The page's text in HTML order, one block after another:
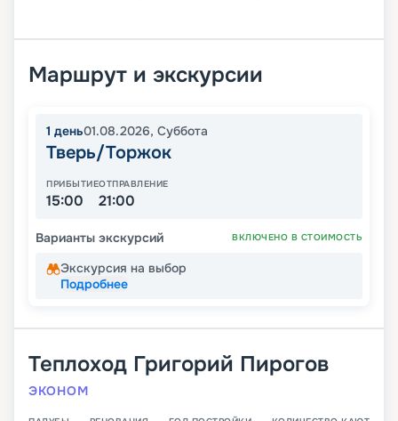
Маршрут и экскурсии
1 день01.08.2026, Суббота
Тверь/Торжок
ПРИБЫТИЕ
15:00
ОТПРАВЛЕНИЕ
21:00
Варианты экскурсий ВКЛЮЧЕНО В СТОИМОСТЬ
Экскурсия на выбор
Подробнее
Теплоход Григорий Пирогов
ЭКОНОМ